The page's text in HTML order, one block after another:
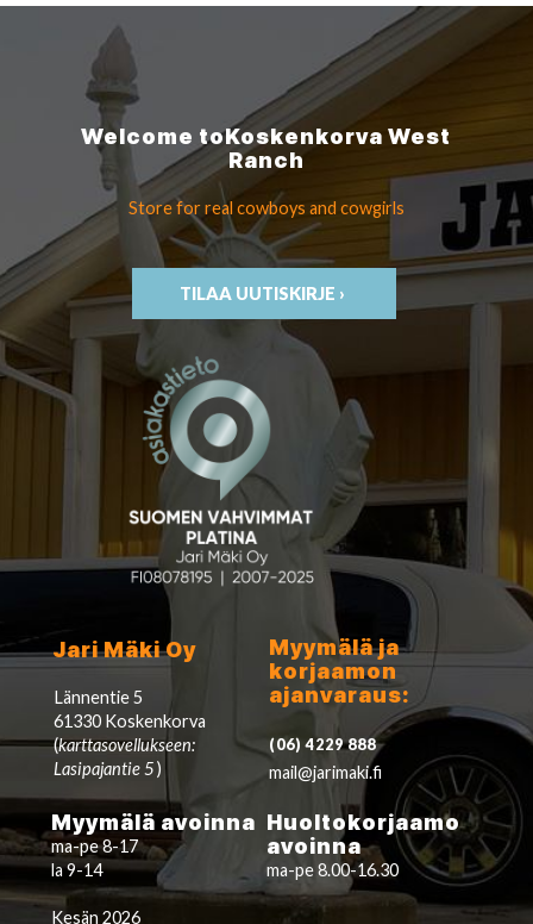
Welcome toKoskenkorvaWest
Ranch
Store for real cowboys and cowgirls
TILAA UUTISKIRJE ›
Jari Mäki Oy
Lännentie 5
61330 Koskenkorva
(karttasovellukseen:
Lasipajantie 5)
Myymälä ja
korjaamon
ajanvaraus:
(06) 4229 888
mail@jarimaki.fi
Myymälä avoinna
ma-pe 8-17
la 9-14
Kesän 2026
Huoltokorjaamo
avoinna
ma-pe 8.00-16.30